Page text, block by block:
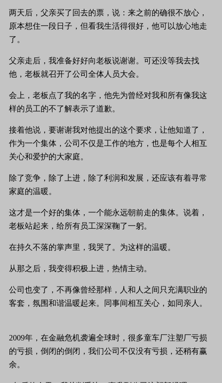
两天后，父亲买了回去的票，说：来之前的确很不放心，
原本想住一段日子，但看我生活得很好，他可以放心地走
了。
父亲走后，我准备好好向老板说谢谢。可还没等我去找
他，老板就召开了公司全体人员大会。
会上，老板点了我的名字，他先为曾经对我和所有像我这
样的员工的不了解表示了道歉。
接着他说，要谢谢我对他提出的这个要求，让他知道了，
作为一个集体，公司不仅是工作的地方，也是每个人相互
关心和爱护的大家庭。
除了竞争，除了上进，除了利润和发展，还应该有着寻常
家庭的温暖。
这才是一个好的集体，一个能永远朝前走的集体。说着，
老板站起来，给所有员工深深鞠了一躬。
在持久不落的掌声里，我哭了。为这样的温暖。
从那之后，我变得积极上进，热情主动。
公司也变了，不再像曾经那样，人和人之间只充满职业的
客套，氛围和谐温暖起来。同事间相互关心，如同亲人。
2009年，在金融危机袭遍全球时，很多童车厂注塑厂亏损
的亏损，倒闭的倒闭，我们公司不仅没有亏损，还稍有赢
余。